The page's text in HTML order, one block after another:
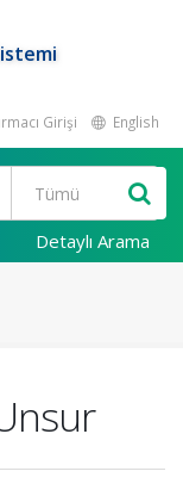
Girişi English
Detaylı Arama